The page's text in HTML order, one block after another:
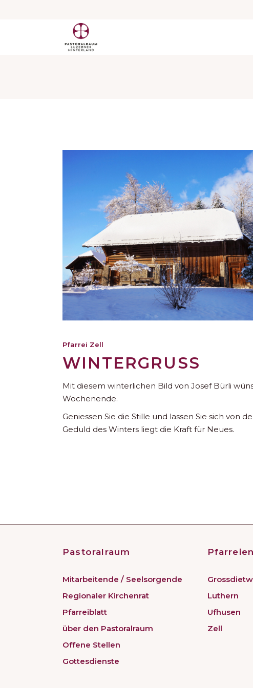
Pfarrei Zell
WINTERGRUSS
Mit diesem winterlichen Bild von Josef Bürli
Wochenende.
Geniessen Sie die Stille und lassen Sie sich von
Geduld des Winters liegt die Kraft für Neues.
Pastoralraum
Mitarbeitende / Seelsorgende
Regionaler Kirchenrat
Pfarreiblatt
über den Pastoralraum
Offene Stellen
Gottesdienste
Pfarreien
Luthern
Ufhusen
Zell